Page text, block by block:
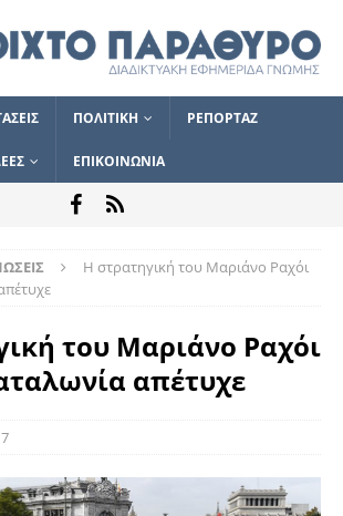
ΠΟΛΙΤΙΚΗ ΡΕΠΟΡΤΑΖ
ΕΠΙΚΟΙΝΩΝΙΑ
Η στρατηγική του Μαριάνο Ραχόι
του Μαριάνο Ραχόι
απέτυχε